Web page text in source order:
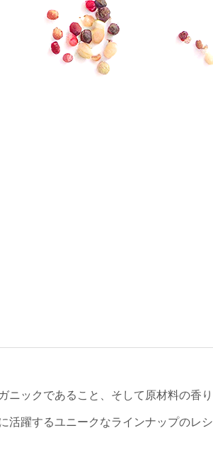
ニックであること、そして原材料の香
活躍するユニークなラインナップのレ